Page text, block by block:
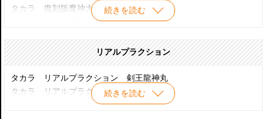
タカラ プラクション 魔神大集合 24 邪虎丸
タカラ プラクション 魔神大集合 25 合体魔神ゴーストン
タカラ プラクション 魔神大集合 41 鋼衣空王丸
タカラ プラクション 魔神大集合 42 鋼衣幻王丸
タカラ プラクション 魔神大集合 44 海王丸
タカラ プラクション 魔神大集合 46 戦国戦神丸
タカラ プラクション 魔神大集合 47 戦国空神丸
タカラ プラクション 魔神大集合 48 戦国幻神丸
タカラ プラクション 魔神大集合 夢幻雷王丸
タカラ プラクション 魔神大集合 ゴールド龍王丸・ブラック
タカラ プラクション 魔神大集合 ブラック龍神丸・戦神丸セ
タカラ プラクション 魔神大集合 ブラック空王丸・幻王丸セ
ット
タカラ プラクション 魔神大集合 鋼衣5体セット
続きを読む
タカラ 復刻版魔神大集合 第二界層BOX
タカラ 復刻版魔神大集合 第三界層BOX
タカラ 復刻版魔神大集合 第五界層BOX
タカラ 復刻版魔神大集合 第七界層BOX
タカラ 復刻版魔神大集合 魔幻ゾーンBOX
リアルプラクション
続きを読む
タカラ リアルプラクション 剣王龍神丸
タカラ リアルプラクション 闇帝龍神丸
タカラ リアルプラクション 龍帝龍星丸